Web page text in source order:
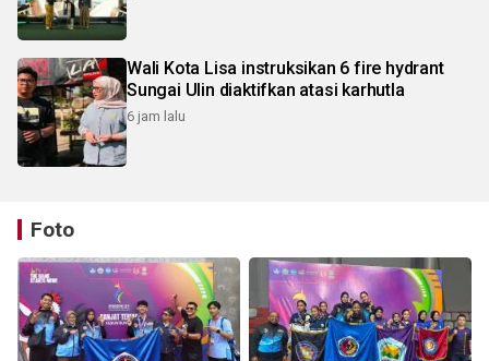
Wali Kota Lisa instruksikan 6 fire hydrant
Sungai Ulin diaktifkan atasi karhutla
6 jam lalu
Foto